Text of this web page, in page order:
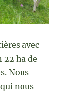
avec
22 ha de
Nous
nous